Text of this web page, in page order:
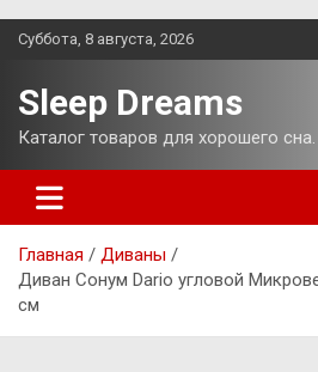
Перейти
Суббота, 8 августа, 2026
Sleep Dreams
Каталог товаров для хорошего сна.
Главная
Диваны
Диван Сонум Dario угловой
см